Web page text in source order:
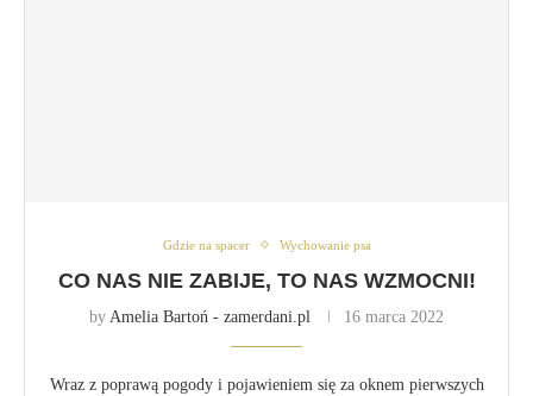
Gdzie na spacer Wychowanie psa
CO NAS NIE ZABIJE, TO NAS WZMOCNI!
by Amelia Bartoń - zamerdani.pl 16 marca 2022
Wraz z poprawą pogody i pojawieniem się za oknem pierwszych